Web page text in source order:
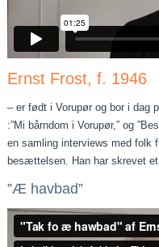
Ernst Frost, f. 1946
– er født i Vorupør og bor i dag
:”Mi bårndom i Vorupør,” og
en samling interviews med folk
besættelsen. Han har skrevet
”Æ havbad”